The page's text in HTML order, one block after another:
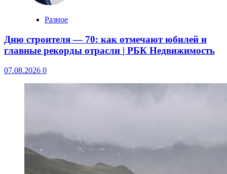
Разное
Дню строителя — 70: как отмечают юбилей и
главные рекорды отрасли | РБК Недвижимость
07.08.2026 0